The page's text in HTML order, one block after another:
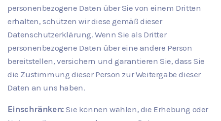
personenbezogene Daten über Sie von einem Dritten
erhalten, schützen wir diese gemäß dieser
Datenschutzerklärung. Wenn Sie als Dritter
personenbezogene Daten über eine andere Person
bereitstellen, versichern und garantieren Sie, dass Sie
die Zustimmung dieser Person zur Weitergabe dieser
Daten an uns haben.
Einschränken: Sie können wählen, die Erhebung oder